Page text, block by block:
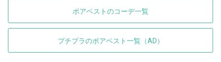
ボアベストのコーデ一覧
プチプラのボアベスト一覧（AD）